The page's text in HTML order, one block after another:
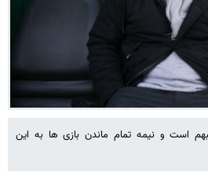
است و نیمه تمام ماندن بازی ها به این